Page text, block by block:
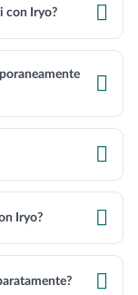
con Iryo? 


Iryo? 
